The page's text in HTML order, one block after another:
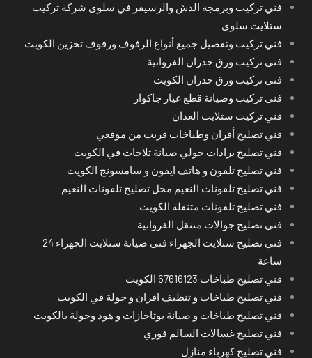
فني تركيب وبرمجة الدش والرسيفر في سلوى شركة تركيب
ستلايت سلوى
فني تركيب وتفصيل جميع أنواع الرفوف ورفوف تخزين الكويت
فني تركيب ورق جدران الفروانية
فني تركيب ورق جدران الكويت
فني تركيب وصيانة قطع غيار جاكوار
فني تركيت ستلايت العدان
فني تصليح أفران وطباخات قريب من موقعي
فني تصليح برادات حولي صيانة ثلاجات في الكويت
فني تصليح تلفون و هاتف ايفون و سامسونج الكويت
فني تصليح تلفونات النعيم محل تصليح تلفونات النعيم
فني تصليح تلفونات متنقلة الكويت
فني تصليح جوالات متنقل الفروانية
فني تصليح ستلايت الجهراء فني صيانة ستلايت الجهراء 24
ساعة
فني تصليح طباخات 67616123 الكويت
فني تصليح طباخات و تنظيف افران و جولة في الكويت
فني تصليح طباخات و صيانة بوتاجازات و هود وجولة بالكويت
فني تصليح غسالات السالم فوري
فني تصليح كهرباء منازل